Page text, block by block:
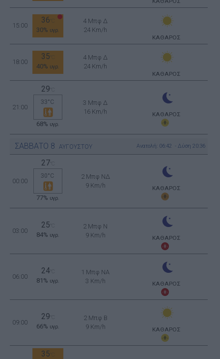
15:00
36
30% υγρ.
4 Μπφ Δ
24 Km/h
ΚΑΘΑΡΟΣ
18:00
35
40% υγρ.
4 Μπφ Δ
24 Km/h
ΚΑΘΑΡΟΣ
21:00
29
33°C
68% υγρ.
3 Μπφ Δ
16 Km/h
ΚΑΘΑΡΟΣ
ΣΑΒΒΑΤΟ 8 ΑΥΓΟΥΣΤΟΥ Ανατολή: 06:42 - Δύση 20:36
00:00
27
30°C
77% υγρ.
2 Μπφ ΝΔ
9 Km/h
ΚΑΘΑΡΟΣ
03:00
25
84% υγρ.
2 Μπφ N
9 Km/h
ΚΑΘΑΡΟΣ
06:00
24°C
81% υγρ.
1 Μπφ NA
3 Km/h
ΚΑΘΑΡΟΣ
09:00
29
66% υγρ.
2 Μπφ B
9 Km/h
ΚΑΘΑΡΟΣ
35